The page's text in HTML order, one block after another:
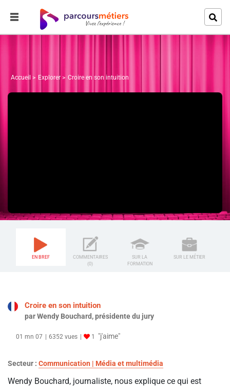
Accueil Explorer Croire en son intuition
EN BREF
COMMENTAIRES
(0)
SUR LA
FORMATION
SUR LE MÉTIER
Croire en son intuition
par Wendy Bouchard, présidente du jury
01 mn 07 6352 vues 1 "j'aime"
Secteur : Communication | Média et multimédia
Wendy Bouchard, journaliste, nous explique ce qui est